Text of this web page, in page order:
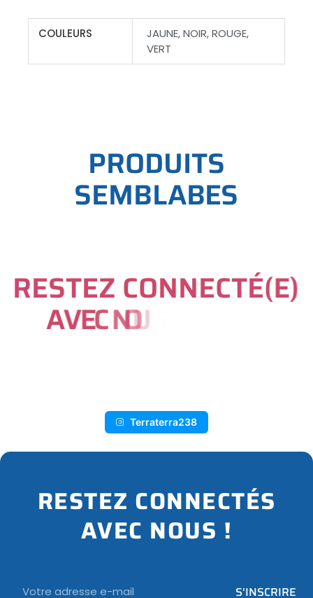
COULEURS
JAUNE, NOIR, ROUGE,
VERT
PRODUITS
SEMBLABES
RESTEZ CONNECTÉ(E)
AVECNO
Terraterra238
RESTEZ CONNECTÉS
AVEC NOUS !
S'INSCRIRE